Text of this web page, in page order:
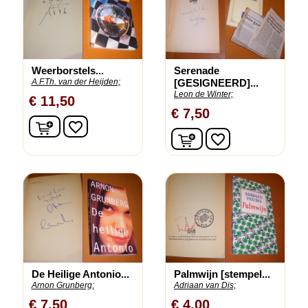
Weerborstels...
A.F.Th. van der Heijden;
€ 11,50
In winkelwagen
favorite_border
Serenade
[GESIGNEERD]...
Leon de Winter;
€ 7,50
In winkelwagen
favorite_border
De Heilige Antonio...
Arnon Grunberg;
€ 7,50
Palmwijn [stempel...
Adriaan van Dis;
€ 4,00